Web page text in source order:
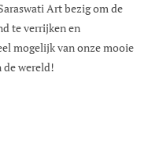
Art bezig om de
te verrijken en
mogelijk van onze mooie
de wereld!